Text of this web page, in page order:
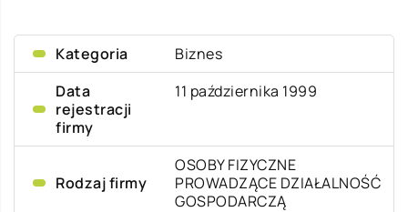
Kategoria
Biznes
Data
rejestracji
firmy
11 października 1999
Rodzaj firmy
OSOBY FIZYCZNE
PROWADZĄCE DZIAŁALNOŚĆ
GOSPODARCZĄ